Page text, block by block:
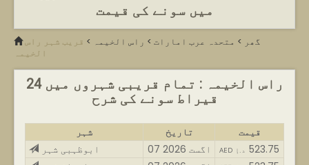
میں سونے کی قیمت
گھر > متحدہ عرب امارات > راس الخیمہ > قریب شہر راس
الخیمہ
راس الخیمہ : تمام قریبی شہروں میں 24
قیراط سونے کی شرح
شہر تاریخ
قیمت
ابوظہبی شہر
07 اگست 2026 AED د.إ 523.75